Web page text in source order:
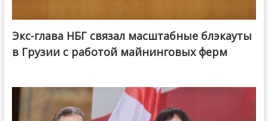
Экс-глава НБГ связал масштабные блэкауты
в Грузии с работой майнинговых ферм